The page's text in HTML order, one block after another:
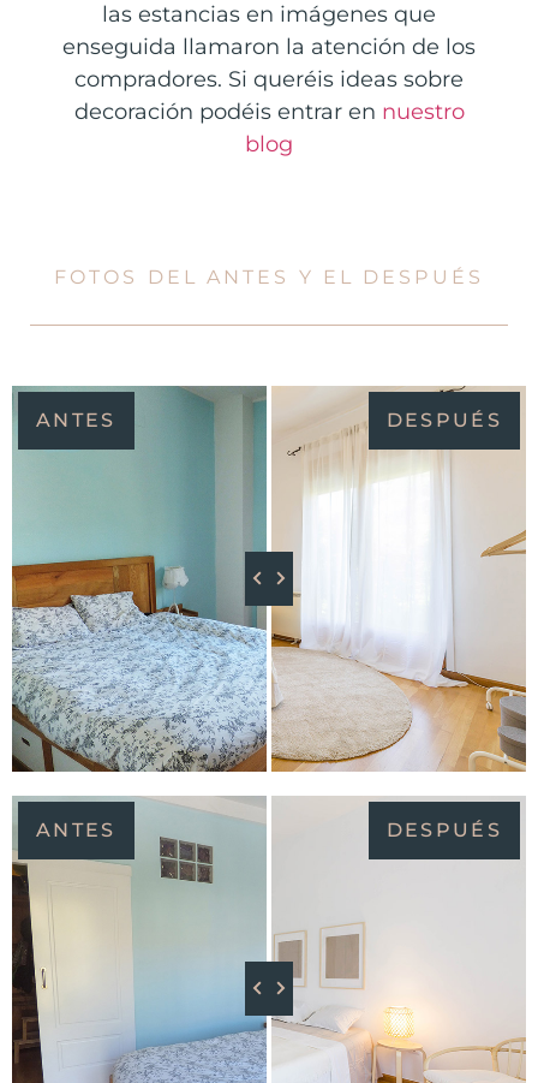
las estancias en imágenes que
enseguida llamaron la atención de los
compradores. Si queréis ideas sobre
decoración podéis entrar en nuestro
blog
FOTOS DEL ANTES Y EL DESPUÉS
ANTES DESPUÉS
ANTES DESPUÉS